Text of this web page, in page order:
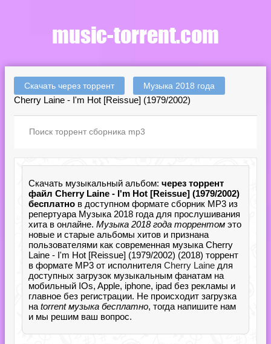
Скачать через торрент Музыка 2018 года
Cherry Laine - I'm Hot [Reissue] (1979/2002)
Скачать музыкальный альбом: через торрент
файл Cherry Laine - I'm Hot [Reissue] (1979/2002)
бесплатно в доступном формате сборник MP3 из
репертуара Музыка 2018 года для прослушивания
хита в онлайне. Музыка 2018 года торрентом это
новые и старые альбомы хитов и признана
пользователями как современная музыка Cherry
Laine - I'm Hot [Reissue] (1979/2002) (2018) торрент
в формате MP3 от исполнителя Cherry Laine для
доступных загрузок музыкальным фанатам на
мобильный IOs, Apple, iphone, ipad без рекламы и
главное без регистрации. Не происходит загрузка
на torrent музыка бесплатно, тогда напишите нам
и мы решим ваш вопрос.